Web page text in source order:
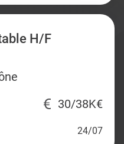
H/F
30/38K€
24/07